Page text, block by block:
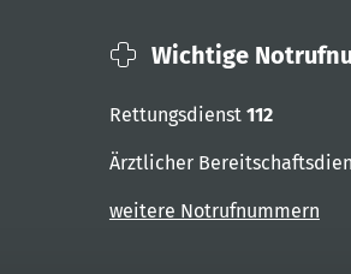
Wichtige
Rettungsdienst 112
Ärztlicher
weitere Notrufnummern